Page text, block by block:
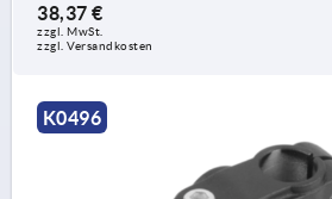
38,37 €
zzgl. MwSt.
zzgl. Versandkosten
K0496